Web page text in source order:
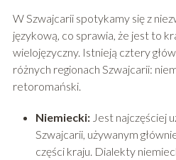
W Szwajcarii spotykamy się z
językową, co sprawia, że jest to
wielojęzyczny. Istnieją cztery
różnych regionach Szwajcarii:
retoromański.
Niemiecki:Jest najczęściej
Szwajcarii, używanym
części kraju. Dialekty